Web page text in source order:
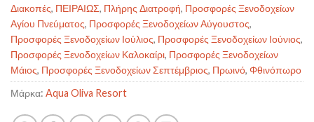
Διακοπές, ΠΕΙΡΑΙΩΣ, Πλήρης Διατροφή, Προσφορές Ξενοδοχείων
Αγίου Πνεύματος, Προσφορές Ξενοδοχείων Αύγουστος,
Προσφορές Ξενοδοχείων Ιούλιος, Προσφορές Ξενοδοχείων Ιούνιος,
Προσφορές Ξενοδοχείων Καλοκαίρι, Προσφορές Ξενοδοχείων
Μάιος, Προσφορές Ξενοδοχείων Σεπτέμβριος, Πρωινό, Φθινόπωρο
Μάρκα: Aqua Oliva Resort